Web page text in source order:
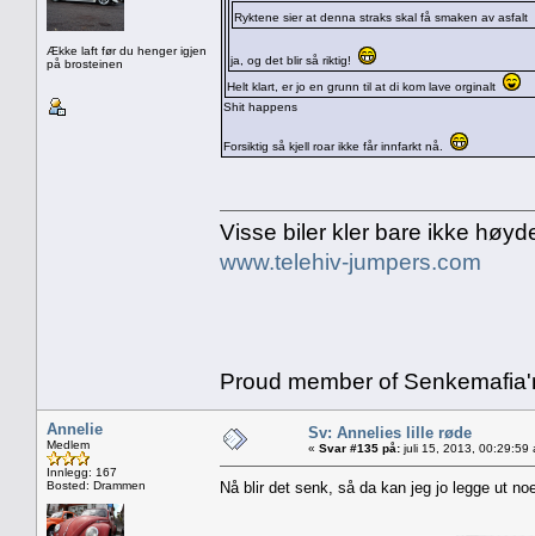
Ække laft før du henger igjen
på brosteinen
Ryktene sier at denna straks skal få smaken av asfalt
ja, og det blir så riktig!
Helt klart, er jo en grunn til at di kom lave orginalt
Shit happens
Forsiktig så kjell roar ikke får innfarkt nå.
Visse biler kler bare ikke
www.telehiv-jumpers.com
Proud member of
Annelie
Medlem
Innlegg: 167
Bosted: Drammen
Sv: Annelies lille røde
« Svar #135 på: juli 15, 2013, 00:29:59
Nå blir det senk, så da kan jeg jo legge ut